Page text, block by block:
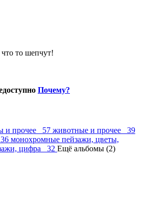
что то шепчут!
Почему?
и прочее 57 животные и прочее 39
монохромные пейзажи, цветы,
цифра 32 Ещё альбомы (2)